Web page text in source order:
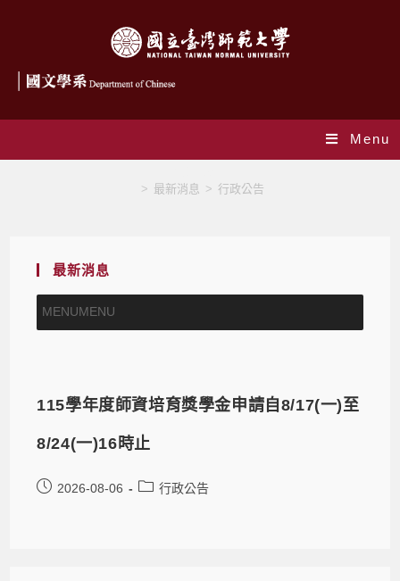
Menu
> 最新消息 > 行政公告
最新消息
MENUMENU
115學年度師資培育獎學金申請自8/17(一)至
8/24(一)16時止
2026-08-06 行政公告